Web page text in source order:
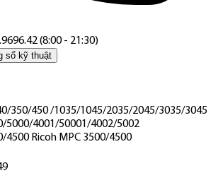
(8:00 - 21:30)
số kỹ thuật
350/450 /1035/1045/2035/2045/3035/3045
5000/4001/50001/4002/5002
4500 Ricoh MPC 3500/4500